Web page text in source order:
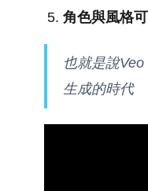
角色與風格
也就是說
生成的時代